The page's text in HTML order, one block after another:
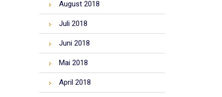
August 2018
Juli 2018
Juni 2018
Mai 2018
April 2018